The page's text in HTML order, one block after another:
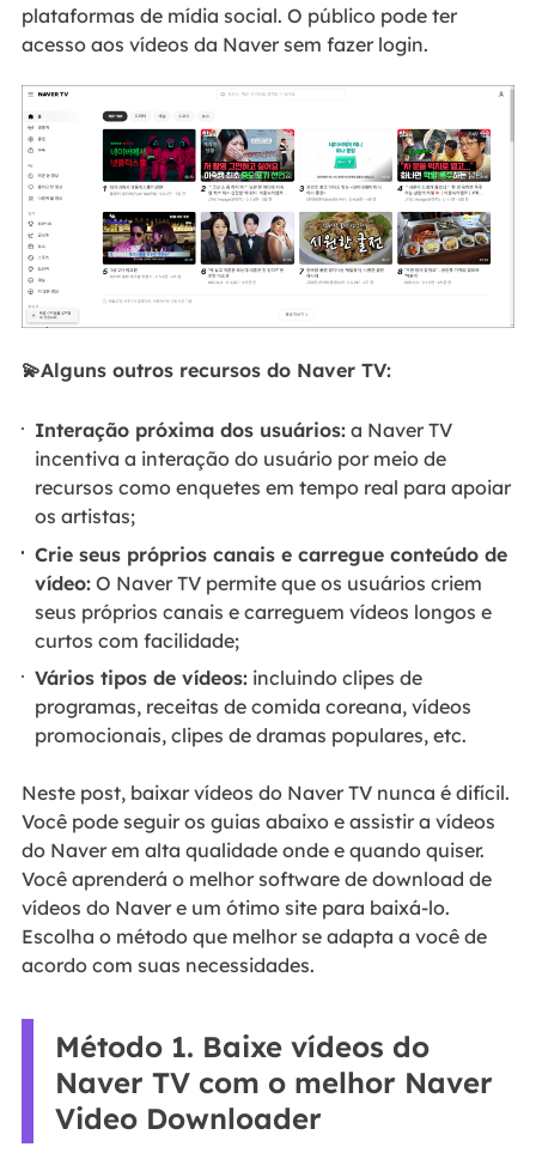
plataformas de mídia social. O público pode ter
acesso aos vídeos da Naver sem fazer login.
💫Alguns outros recursos do Naver TV:
Interação próxima dos usuários: a Naver TV
incentiva a interação do usuário por meio de
recursos como enquetes em tempo real para apoiar
os artistas;
Crie seus próprios canais e carregue conteúdo de
vídeo: O Naver TV permite que os usuários criem
seus próprios canais e carreguem vídeos longos e
curtos com facilidade;
Vários tipos de vídeos: incluindo clipes de
programas, receitas de comida coreana, vídeos
promocionais, clipes de dramas populares, etc.
Neste post, baixar vídeos do Naver TV nunca é difícil.
Você pode seguir os guias abaixo e assistir a vídeos
do Naver em alta qualidade onde e quando quiser.
Você aprenderá o melhor software de download de
vídeos do Naver e um ótimo site para baixá-lo.
Escolha o método que melhor se adapta a você de
acordo com suas necessidades.
Método 1. Baixe vídeos do
Naver TV com o melhor Naver
Video Downloader